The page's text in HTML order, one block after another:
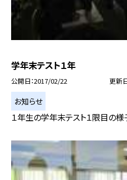
学年末テスト１年
公開日 2017/02/22 更新
お知らせ
１年生の学年末テスト１限目の様